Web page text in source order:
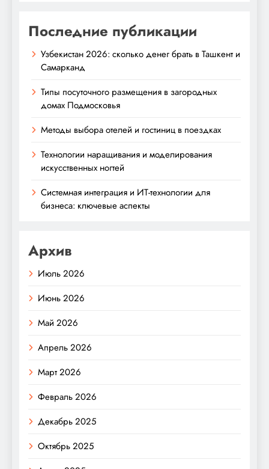
Последние публикации
Узбекистан 2026: сколько денег брать в Ташкент и
Самарканд
Типы посуточного размещения в загородных
домах Подмосковья
Методы выбора отелей и гостиниц в поездках
Технологии наращивания и моделирования
искусственных ногтей
Системная интеграция и ИТ-технологии для
бизнеса: ключевые аспекты
Архив
Июль 2026
Июнь 2026
Май 2026
Апрель 2026
Март 2026
Февраль 2026
Декабрь 2025
Октябрь 2025